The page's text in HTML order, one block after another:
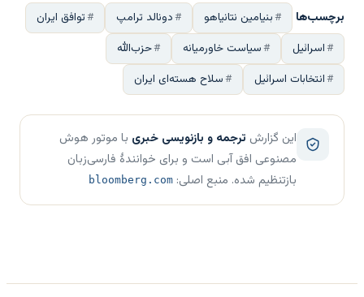
برچسب‌ها بنیامین نتانیاهو دونالد ترامپ
توافق ایران
اسرائیل
سیاست خاورمیانه
حزب‌الله
انتخابات اسرائیل
سلاح هسته‌ای ایران
این گزارش ترجمه و بازنویسی خبری با موتور هوش
مصنوعی افق آبی است و برای خوانندهٔ فارسی‌زبان
بازتنظیم شده. منبع اصلی: bloomberg.com